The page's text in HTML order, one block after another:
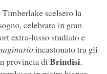
scelsero la
celebrato in gran
extra-lusso studiato e
incastonato tra gli
provincia di Brindisi.